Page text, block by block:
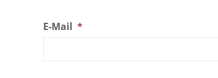
E-Mail *